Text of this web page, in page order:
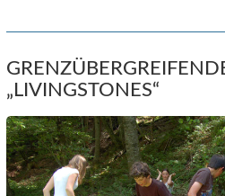
„LIVINGSTONES“